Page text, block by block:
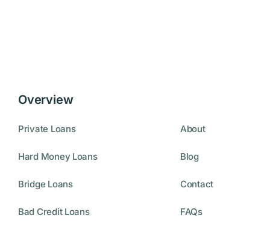
Overview
Private Loans
Hard Money Loans
Bridge Loans
Bad Credit Loans
About
Blog
Contact
FAQs